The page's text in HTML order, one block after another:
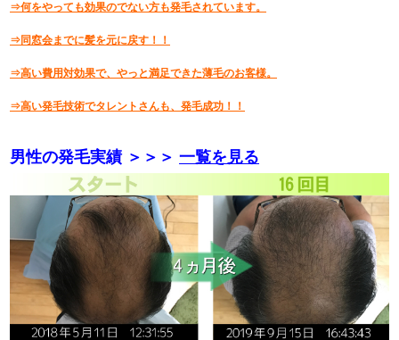
⇒何をやっても効果のでない方も発毛されています。
⇒同窓会までに髪を元に戻す！！
⇒高い費用対効果で、やっと満足できた薄毛のお客様。
⇒高い発毛技術でタレントさんも、発毛成功！！
男性の発毛実績 ＞＞＞ 一覧を見る